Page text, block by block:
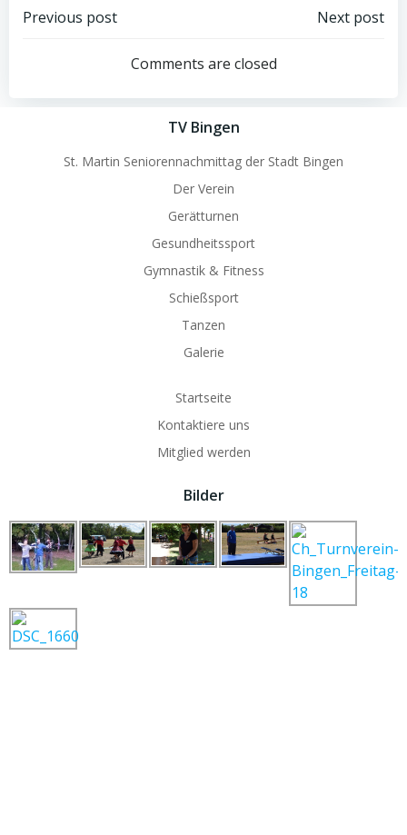
Post
navigation
Previous post
navigation
Next post
Comments are closed
TV Bingen
St. Martin Seniorennachmittag der Stadt Bingen
Der Verein
Gerätturnen
Gesundheitssport
Gymnastik & Fitness
Schießsport
Tanzen
Galerie
Startseite
Kontaktiere uns
Mitglied werden
Bilder